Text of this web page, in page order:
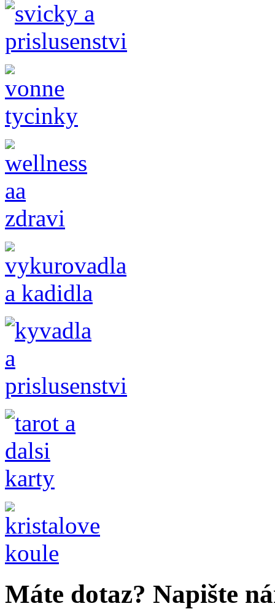
Máte dotaz? Napište